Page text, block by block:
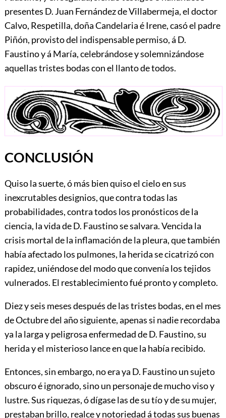
presentes D. Juan Fernández de Villabermeja, el doctor
Calvo, Respetilla, doña Candelaria é Irene, casó el padre
Piñón, provisto del indispensable permiso, á D.
Faustino y á María, celebrándose y solemnizándose
aquellas tristes bodas con el llanto de todos.
CONCLUSIÓN
Quiso la suerte, ó más bien quiso el cielo en sus
inexcrutables designios, que contra todas las
probabilidades, contra todos los pronósticos de la
ciencia, la vida de D. Faustino se salvara. Vencida la
crisis mortal de la inflamación de la pleura, que también
había afectado los pulmones, la herida se cicatrizó con
rapidez, uniéndose del modo que convenía los tejidos
vulnerados. El restablecimiento fué pronto y completo.
Diez y seis meses después de las tristes bodas, en el mes
de Octubre del año siguiente, apenas si nadie recordaba
ya la larga y peligrosa enfermedad de D. Faustino, su
herida y el misterioso lance en que la había recibido.
Entonces, sin embargo, no era ya D. Faustino un sujeto
obscuro é ignorado, sino un personaje de mucho viso y
lustre. Sus riquezas, ó dígase lasde su tío y de su mujer,
prestaban brillo, realce y notoriedad á todas sus buenas